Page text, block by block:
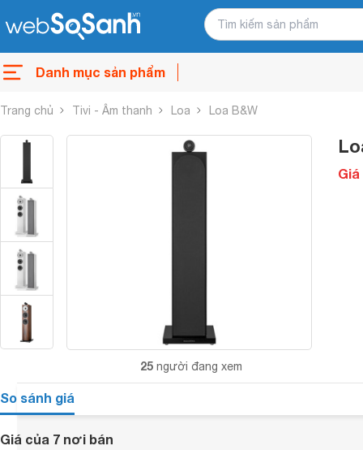
Danh mục sản phẩm
Trang chủ Tivi - Âm thanh Loa Loa B&W
25 người đang xem
Giá
So sánh giá
Giá của 7 nơi bán